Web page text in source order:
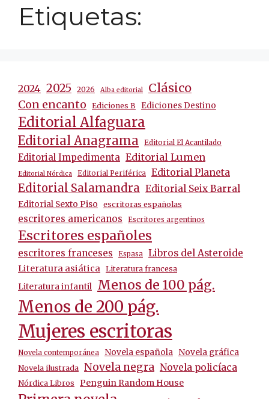
Etiquetas:
2024 2025 2026 Alba editorial Clásico
Con encanto Ediciones B Ediciones Destino
Editorial Alfaguara
Editorial Anagrama Editorial El Acantilado
Editorial Impedimenta Editorial Lumen
Editorial Nórdica Editorial Periférica Editorial Planeta
Editorial Salamandra Editorial Seix Barral
Editorial Sexto Piso escritoras españolas
escritores americanos Escritores argentinos
Escritores españoles
escritores franceses Espasa Libros del Asteroide
Literatura asiática Literatura francesa
Literatura infantil Menos de 100 pág.
Menos de 200 pág.
Mujeres escritoras
Novela contemporánea Novela española Novela gráfica
Novela ilustrada Novela negra Novela policíaca
Nórdica Libros Penguin Random House